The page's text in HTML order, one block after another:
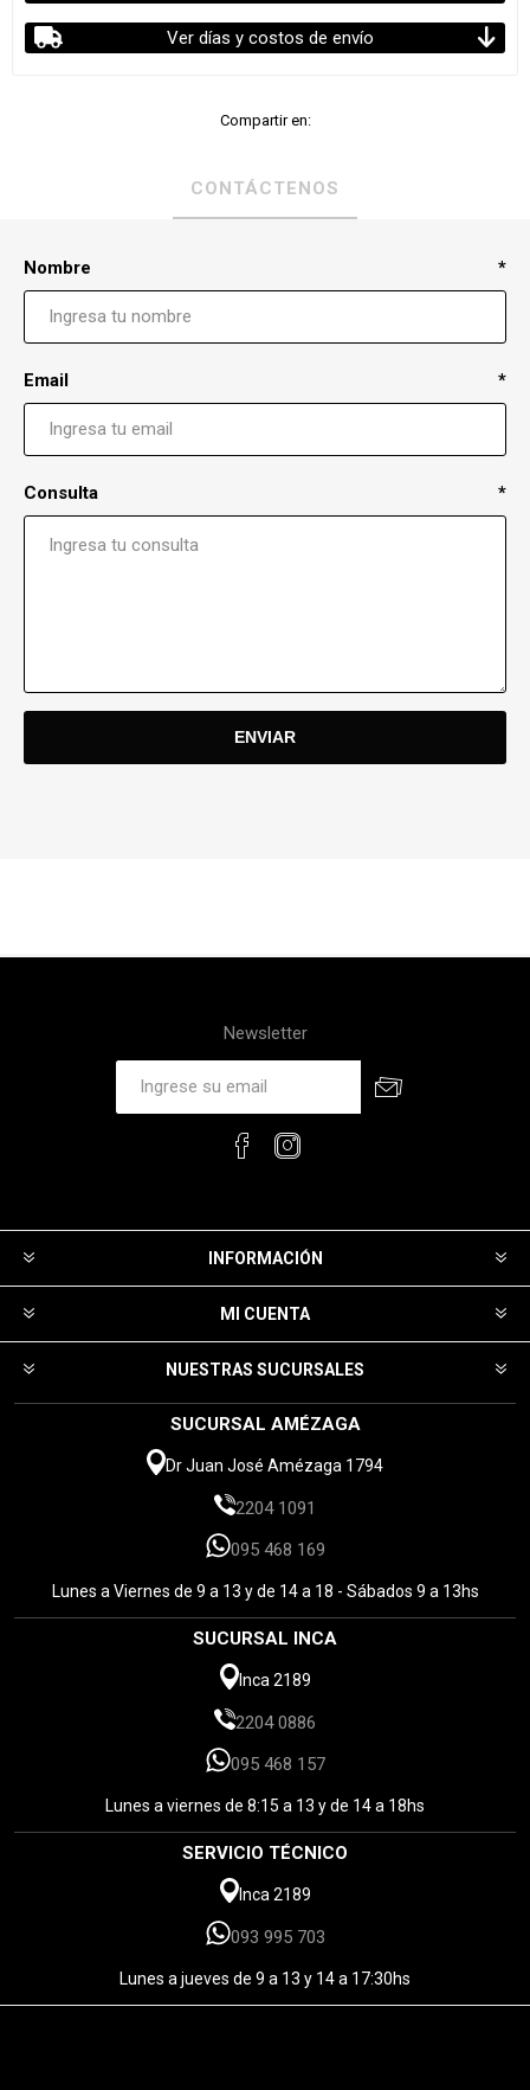
Ver días y costos de envío
Compartir en:
CONTÁCTENOS
Nombre *
Email *
Consulta *
Newsletter
INFORMACIÓN
MI CUENTA
NUESTRAS SUCURSALES
SUCURSAL AMÉZAGA
Dr Juan José Amézaga 1794
2204 1091
095 468 169
Lunes a Viernes de 9 a 13 y de 14 a 18 - Sábados 9 a 13hs
SUCURSAL INCA
Inca 2189
2204 0886
095 468 157
Lunes a viernes de 8:15 a 13 y de 14 a 18hs
SERVICIO TÉCNICO
Inca 2189
093 995 703
Lunes a jueves de 9 a 13 y 14 a 17:30hs